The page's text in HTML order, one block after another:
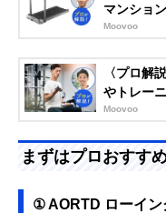
マンショ
Moovoo
〈プロ解
やトレー
Moovoo
まずはプロおすす
① AORTD ローイン